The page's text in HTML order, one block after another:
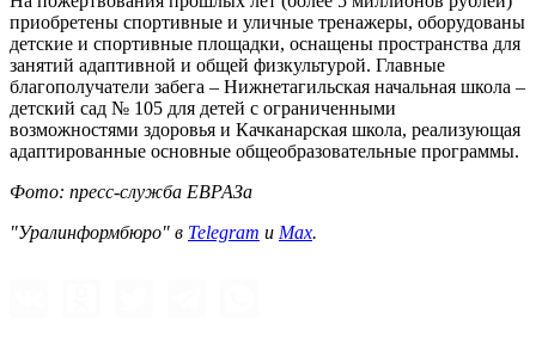
приобретены спортивные и уличные тренажеры, оборудованы
детские и спортивные площадки, оснащены пространства для
занятий адаптивной и общей физкультурой. Главные
благополучатели забега – Нижнетагильская начальная школа –
детский сад № 105 для детей с ограниченными
возможностями здоровья и Качканарская школа, реализующая
адаптированные основные общеобразовательные программы.
Фото: пресс-служба ЕВРАЗа
"Уралинформбюро" в Telegram и Max.